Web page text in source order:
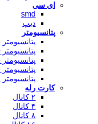
ای سی
smd
دیپ
پتانسیومتر
پتانسیومتر PT5
پتانسیومتر PT10
پتانسیومتر PT15
پتانسیومتر
کارت رله
۲ کانال
۴ کانال
۸ کانال